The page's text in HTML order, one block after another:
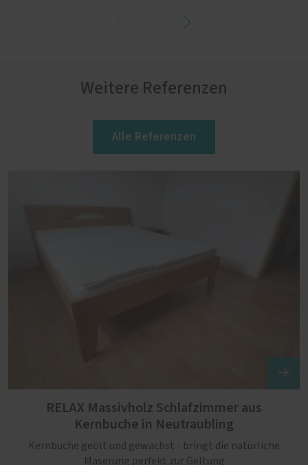
Weitere Referenzen
Alle Referenzen
RELAX Massivholz Schlafzimmer aus
Kernbuche in Neutraubling
Kernbuche geölt und gewachst - bringt die natürliche
Maserung perfekt zur Geltung